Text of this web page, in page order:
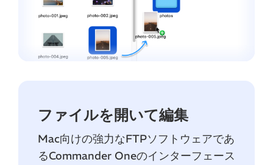
ファイルを開いて編集
Mac向けの強力なFTPソフトウェアであ
るCommander Oneのインターフェース